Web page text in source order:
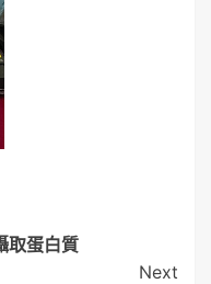
取蛋白質
Next